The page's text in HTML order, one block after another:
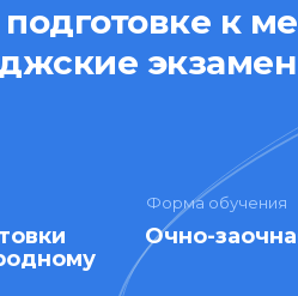
Форма обучения
Очно-
подготовке к